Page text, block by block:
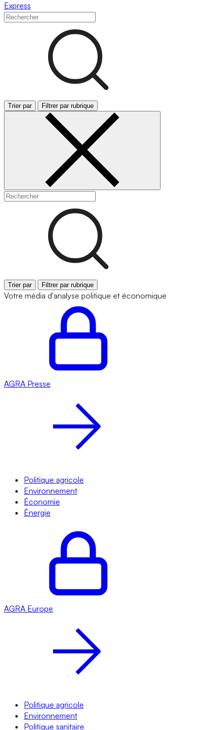
Express
Trier par Filtrer par rubrique
Trier par Filtrer par rubrique
Votre média d'analyse politique et économique
AGRA Presse
Politique agricole
Environnement
Économie
Énergie
AGRA Europe
Politique agricole
Environnement
Politique sanitaire